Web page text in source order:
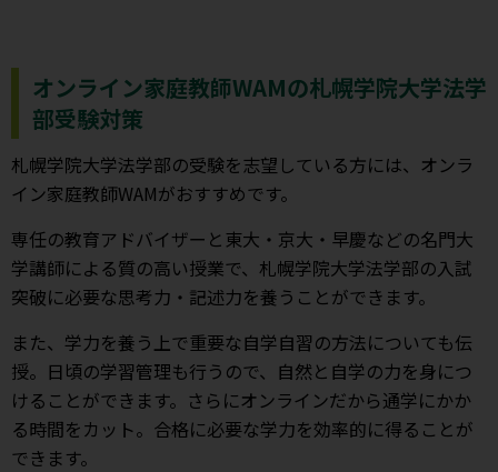
オンライン家庭教師WAMの札幌学院大学法学
部受験対策
札幌学院大学法学部の受験を志望している方には、オンラ
イン家庭教師WAMがおすすめです。
専任の教育アドバイザーと東大・京大・早慶などの名門大
学講師による質の高い授業で、札幌学院大学法学部の入試
突破に必要な思考力・記述力を養うことができます。
また、学力を養う上で重要な自学自習の方法についても伝
授。日頃の学習管理も行うので、自然と自学の力を身につ
けることができます。さらにオンラインだから通学にかか
る時間をカット。合格に必要な学力を効率的に得ることが
できます。